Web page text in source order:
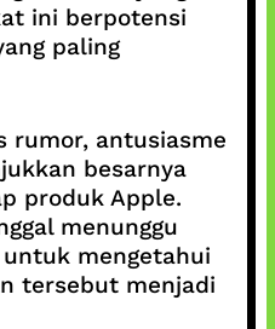
ini berpotensi
paling
rumor, antusiasme
besarnya
produk Apple.
menunggu
mengetahui
tersebut menjadi